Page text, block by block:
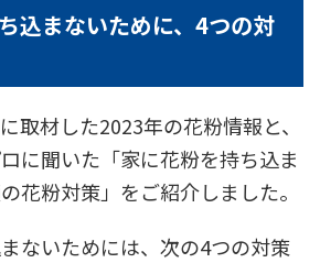
込まないために、4つの対
取材した2023年の花粉情報と、
に聞いた「家に花粉を持ち込ま
花粉対策」をご紹介しました。
ないためには、次の4つの対策